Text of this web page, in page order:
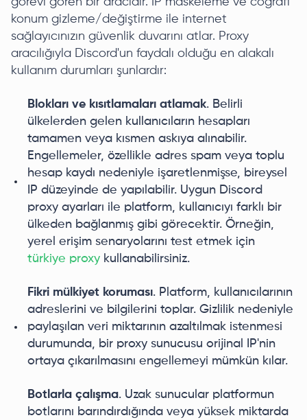
konum gizleme/değiştirme ile internet
sağlayıcınızın güvenlik duvarını atlar. Proxy
aracılığıyla Discord'un faydalı olduğu en alakalı
kullanım durumları şunlardır:
Blokları ve kısıtlamaları atlamak. Belirli
ülkelerden gelen kullanıcıların hesapları
tamamen veya kısmen askıya alınabilir.
Engellemeler, özellikle adres spam veya toplu
hesap kaydı nedeniyle işaretlenmişse, bireysel
IP düzeyinde de yapılabilir. Uygun Discord
proxy ayarları ile platform, kullanıcıyı farklı bir
ülkeden bağlanmış gibi görecektir. Örneğin,
yerel erişim senaryolarını test etmek için
türkiye proxy kullanabilirsiniz.
Fikri mülkiyet koruması. Platform, kullanıcılarının
adreslerini ve bilgilerini toplar. Gizlilik nedeniyle
paylaşılan veri miktarının azaltılmak istenmesi
durumunda, bir proxy sunucusu orijinal IP'nin
ortaya çıkarılmasını engellemeyi mümkün kılar.
Botlarla çalışma. Uzak sunucular platformun
botlarını barındırdığında veya yüksek miktarda